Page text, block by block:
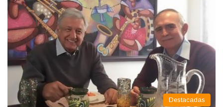
Destacadas